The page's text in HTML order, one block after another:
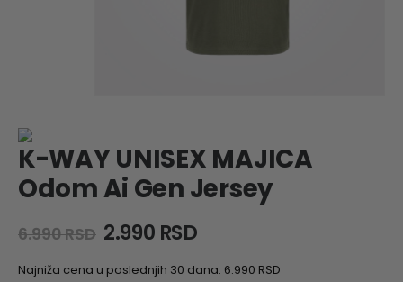
K-WAY UNISEX MAJICA
Odom Ai Gen Jersey
6.990RSD Original
was:
2.990 RSDCurrent
is:
Najniža cena u poslednjih 30 dana: 6.990 RSD